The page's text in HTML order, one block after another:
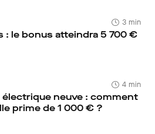
3 min
: le bonus atteindra 5 700 €
4 min
neuve : comment
prime de 1 000 € ?